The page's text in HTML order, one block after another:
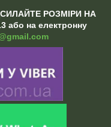
РОЗМІРИ НА
або на електронну